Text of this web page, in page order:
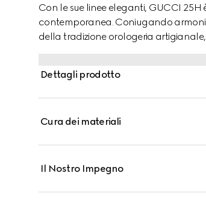
Con le sue linee eleganti, GUCCI
contemporanea. Coniugando
della tradizione orologeria
cinque maglie.
Dettagli prodotto
Cura dei materiali
Il Nostro Impegno